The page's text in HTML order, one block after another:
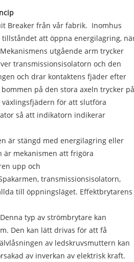
Breaker från vår fabrik. Inomhus
att öppna energilagring,
utgående arm trycker
transmissionsisolatorn och den
och drar kontaktens fjäder efter
på den stora axeln trycker på
för att slutföra
så att indikatorn indikerar
är stängd med energilagring eller
mekanismen att frigöra
upp och
transmissionsisolatorn,
till öppningsläget. Effektbrytarens
typ av strömbrytare kan
Den kan lätt drivas för att få
av ledskruvsmuttern kan
av inverkan av elektrisk kraft.